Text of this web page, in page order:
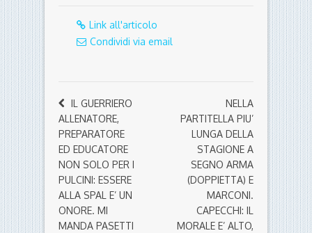
Link all'articolo
Condividi via email
IL GUERRIERO
ALLENATORE,
PREPARATORE
ED EDUCATORE
NON SOLO PER I
PULCINI: ESSERE
ALLA SPAL E’ UN
ONORE. MI
MANDA PASETTI
NELLA
PARTITELLA PIU’
LUNGA DELLA
STAGIONE A
SEGNO ARMA
(DOPPIETTA) E
MARCONI.
CAPECCHI: IL
MORALE E’ ALTO,